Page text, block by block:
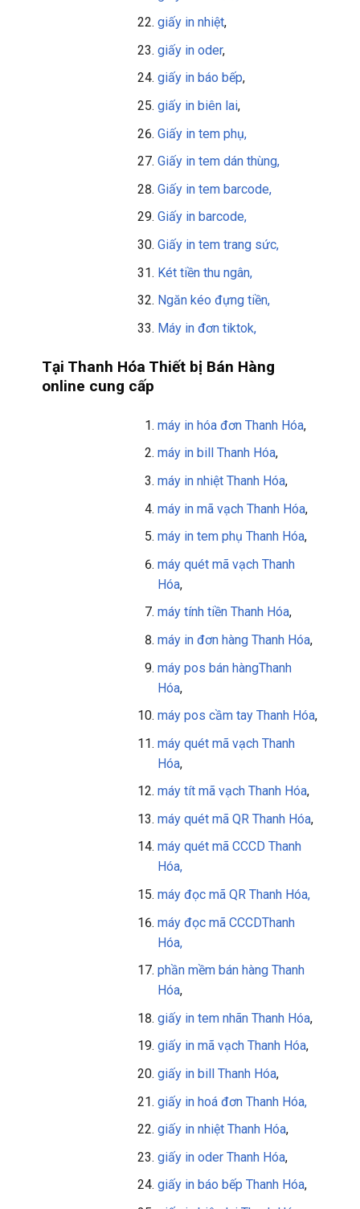
giấy in nhiệt,
giấy in oder,
giấy in báo bếp,
giấy in biên lai,
Giấy in tem phụ,
Giấy in tem dán thùng,
Giấy in tem barcode,
Giấy in barcode,
Giấy in tem trang sức,
Két tiền thu ngân,
Ngăn kéo đựng tiền,
Máy in đơn tiktok,
Tại Thanh Hóa Thiết bị Bán Hàng
online cung cấp
máy in hóa đơn Thanh Hóa,
máy in bill Thanh Hóa,
máy in nhiệt Thanh Hóa,
máy in mã vạch Thanh Hóa,
máy in tem phụ Thanh Hóa,
máy quét mã vạch Thanh
Hóa,
máy tính tiền Thanh Hóa,
máy in đơn hàng Thanh Hóa,
máy pos bán hàngThanh
Hóa,
máy pos cầm tay Thanh Hóa,
máy quét mã vạch Thanh
Hóa,
máy tít mã vạch Thanh Hóa,
máy quét mã QR Thanh Hóa,
máy quét mã CCCD Thanh
Hóa,
máy đọc mã QR Thanh Hóa,
máy đọc mã CCCDThanh
Hóa,
phần mềm bán hàng Thanh
Hóa,
giấy in tem nhãn Thanh Hóa,
giấy in mã vạch Thanh Hóa,
giấy in bill Thanh Hóa,
giấy in hoá đơn Thanh Hóa,
giấy in nhiệt Thanh Hóa,
giấy in oder Thanh Hóa,
giấy in báo bếp Thanh Hóa,